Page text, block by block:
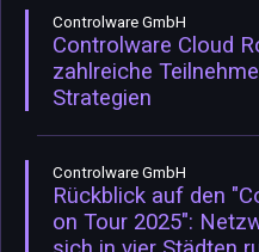
Controlware GmbH
Controlware Cloud
zahlreiche
Strategien
Controlware GmbH
Rückblick auf den
on Tour 2025":